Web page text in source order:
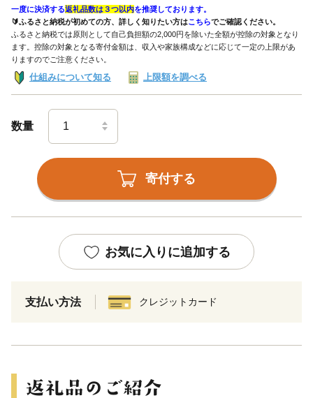
一度に決済する返礼品数は３つ以内を推奨しております。
🔰ふるさと納税が初めての方、詳しく知りたい方はこちらでご確認ください。
ふるさと納税では原則として自己負担額の2,000円を除いた全額が控除の対象となり
ます。控除の対象となる寄付金額は、収入や家族構成などに応じて一定の上限があ
りますのでご注意ください。
仕組みについて知る 上限額を調べる
数量
寄付する
お気に入りに追加する
支払い方法 クレジットカード